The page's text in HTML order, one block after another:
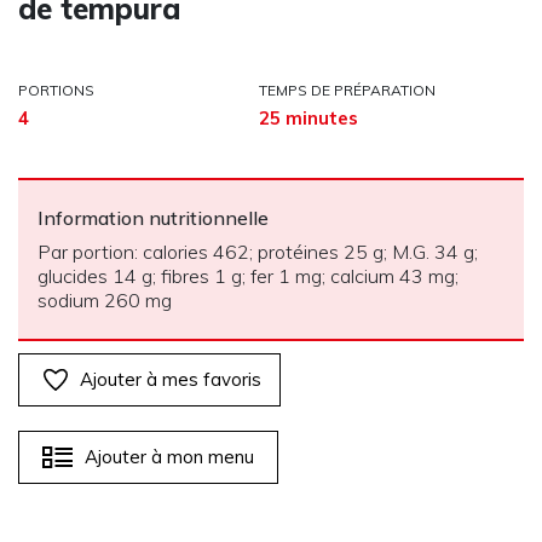
de tempura
PORTIONS
4
TEMPS DE PRÉPARATION
25 minutes
Information nutritionnelle
Par portion: calories 462; protéines 25 g; M.G. 34 g;
glucides 14 g; fibres 1 g; fer 1 mg; calcium 43 mg;
sodium 260 mg
Ajouter à mes favoris
Ajouter à mon menu